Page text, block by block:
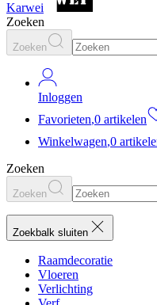
Karwei
Zoeken
Zoeken
Inloggen
Favorieten,0 artikelen
Winkelwagen,0
Zoeken
Zoeken
Zoekbalk sluiten
Raamdecoratie
Vloeren
Verlichting